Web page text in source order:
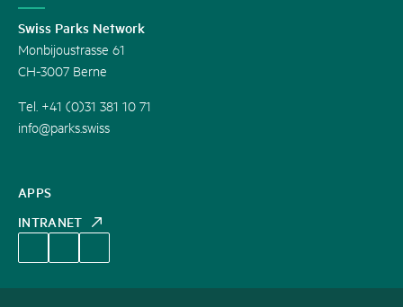
APPS
INTRANET
Swiss Parks Network
Monbijoustrasse 61
CH-3007 Berne
Tel. +41 (0)31 381 10 71
info@parks.swiss